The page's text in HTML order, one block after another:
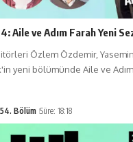
Aile ve Adım Farah Yeni
Özlem Özdemir,
yeni bölümünde Aile ve Adım
54. Bölüm Süre: 18:18